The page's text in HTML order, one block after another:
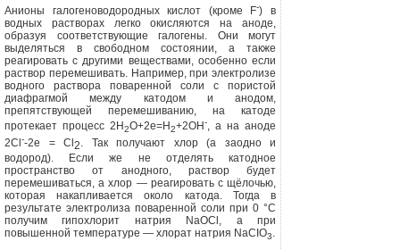
Анионы галогеноводородных кислот (кроме F-)в
водных растворах легко окисляются на аноде,
образуя соответ­ствующие галогены. Они могут
выделять­ся в свободном состоянии, а также
реагировать с другими веществами, особенно если
раствор перемешивать. Напри­мер, при электролизе
водного раствора по­варенной соли с пористой
диафрагмой между катодом и анодом,
препятствующей перемешиванию, на катоде
протекает про­цесс 2Н2О+2е=Н2+2ОН-
, а на аноде
2Cl --2е = С 2. Так получают хлор (а заод­но и
водород). Если же не отделять катод­ное
пространство от анодного, раствор бу­дет
перемешиваться, а хлор — реагировать с щёлочью,
которая накапливается около катода. Тогда в
результате электролиза по­варенной соли при 0 °С
получим гипохлорит натрия
NaOCl, а при
повышенной тем­пературе — хлорат натрия NaCIO3.